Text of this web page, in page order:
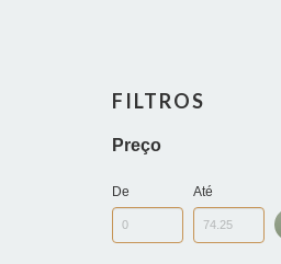
FILTROS
Preço
De Até